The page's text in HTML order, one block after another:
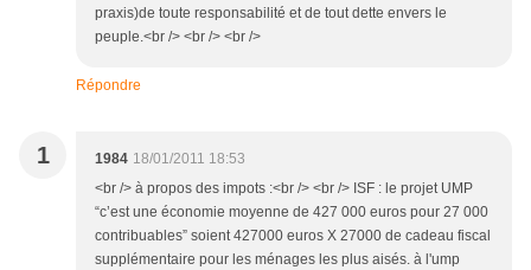
praxis)de toute responsabilité et de tout dette envers le
peuple.<br /> <br /> <br />
Répondre
1 1984 18/01/2011 18:53
<br /> à propos des impots :<br /> <br /> ISF : le projet UMP
“c’est une économie moyenne de 427 000 euros pour 27 000
contribuables” soient 427000 euros X 27000 de cadeau fiscal
supplémentaire pour les ménages les plus aisés. à l'ump